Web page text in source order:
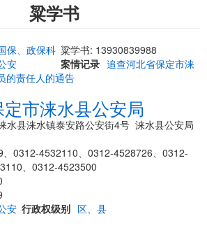
粱学书
保、政保科
安
粱学书: 13930839988
案情记录 追查河北省保定市涞
的责任人的通告
市涞水县公安局
水县涞水镇泰安路公安街4号 涞水县公安局
0312-4532110、0312-4528726、0312-
、0312-4523500
安 行政权级别 区、县